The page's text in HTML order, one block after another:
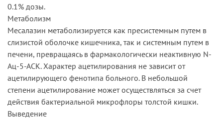
0.1% дозы.
Метаболизм
Месалазин метаболизируется как пресистемным путем в
слизистой оболочке кишечника, так и системным путем в
печени, превращаясь в фармакологически неактивную N-
Ац-5-АСК. Характер ацетилирования не зависит от
ацетилирующего фенотипа больного. В небольшой
степени ацетилирование может осуществляться за счет
действия бактериальной микрофлоры толстой кишки.
Выведение